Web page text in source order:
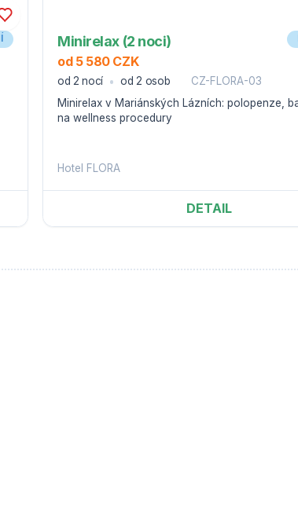
Minirelax (2 noci)
od 5 580 CZK
od 2 nocí od 2 osob
CZ-FLORA-03
Minirelax v Mariánských Lázních: polopenze,
na wellness procedury
Hotel FLORA
DETAIL